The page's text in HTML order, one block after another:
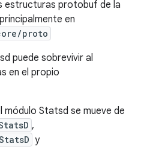
estructuras protobuf de la
en
proto
puede sobrevivir al
en el propio
módulo Statsd se mueve de
,
y